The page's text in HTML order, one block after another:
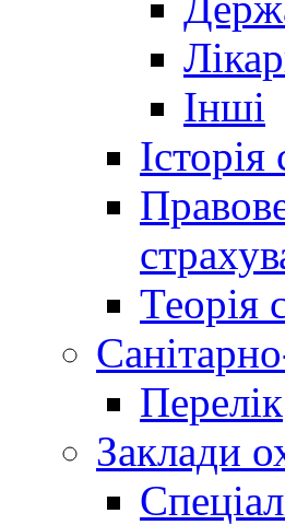
Інші
Теорія
Перелік
Заклади